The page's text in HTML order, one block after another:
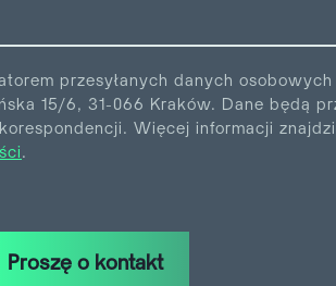
przesyłanych danych
15/6, 31-066 Kraków. Dane będą
Więcej informacji
.
Proszę o kontakt